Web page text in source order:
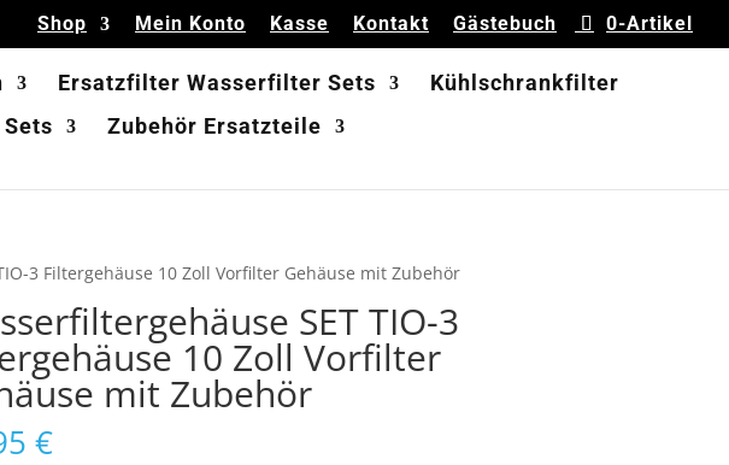
Shop Mein Konto Kasse Kontakt Gästebuch 0-Artikel
Ersatzfilter Wasserfilter Sets
Kühlschrankfilter
Zubehör Ersatzteile
3 Filtergehäuse 10 Zoll Vorfilter Gehäuse mit Zubehör
SET TIO-3
10 Zoll Vorfilter
mit Zubehör
€